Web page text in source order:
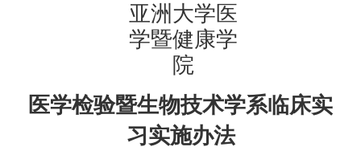
亚洲大学医
学暨健康学
院
医学检验暨生物技术学系临床实
习实施办法